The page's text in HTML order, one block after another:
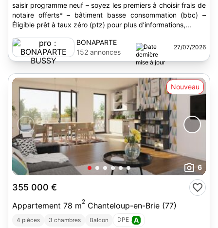
saisir programme neuf – soyez les premiers à choisir frais de
notaire offerts* – bâtiment basse consommation (bbc) –
Éligible prêt à taux zéro (ptz) pour plus d’informations,...
BONAPARTE
BUSSY
152 annonces
27/07/2026
Nouveau
6
355 000 €
Appartement 78 m2 Chanteloup-en-Brie (77)
4 pièces 3 chambres Balcon DPE : A